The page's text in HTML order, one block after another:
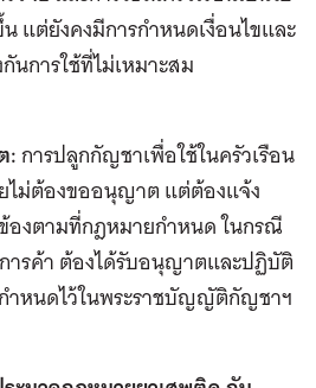
แต่ยังคงมีการกำหนดเงื่อนไขและ
นการใช้ที่ไม่เหมาะสม
:การปลูกกัญชาเพื่อใช้ในครัวเรือน
ไม่ต้องขออนุญาต แต่ต้องแจ้ง
องตามที่กฎหมายกำหนด ในกรณี
ารค้า ต้องได้รับอนุญาตและปฏิบัติ
หนดไว้ในพระราชบัญญัติกัญชาฯ